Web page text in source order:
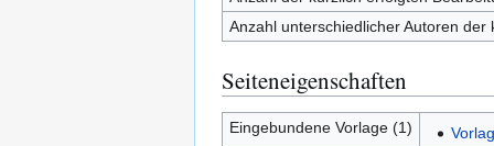
Anzahl unterschiedlicher Autoren
Seiteneigenschaften
Eingebundene Vorlage (1)